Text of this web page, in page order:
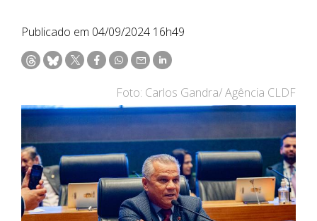
Publicado em 04/09/2024 16h49
Foto: Carlos Gandra/ Agência CLDF